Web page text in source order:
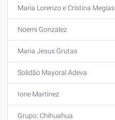
Maria Lorenzo e Cristina Megias
Noemi Gonzalez
Maria Jesus Grutas
Solidão Mayoral Adeva
Ione Martinez
Grupo: Chihuahua